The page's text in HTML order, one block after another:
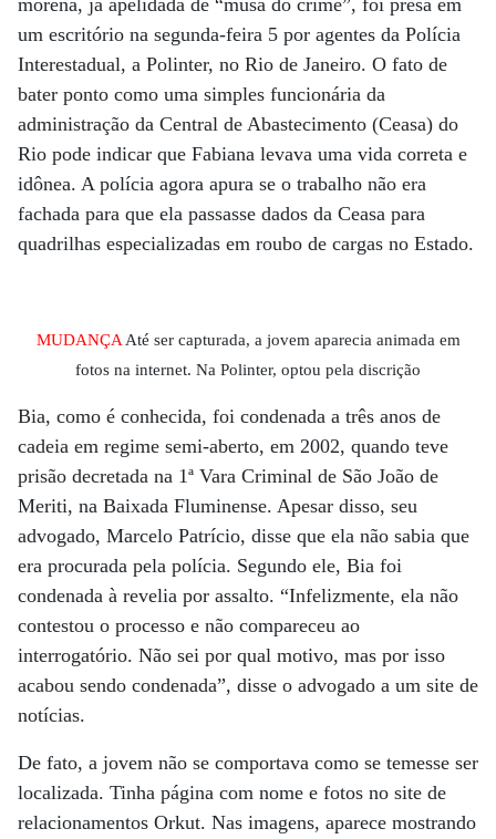
morena, já apelidada de “musa do crime”, foi presa em
um escritório na segunda-feira 5 por agentes da Polícia
Interestadual, a Polinter, no Rio de Janeiro. O fato de
bater ponto como uma simples funcionária da
administração da Central de Abastecimento (Ceasa) do
Rio pode indicar que Fabiana levava uma vida correta e
idônea. A polícia agora apura se o trabalho não era
fachada para que ela passasse dados da Ceasa para
quadrilhas especializadas em roubo de cargas no Estado.
MUDANÇAAté ser capturada, a jovem aparecia animada em
fotos na internet. Na Polinter, optou pela discrição
Bia, como é conhecida, foi condenada a três anos de
cadeia em regime semi-aberto, em 2002, quando teve
prisão decretada na 1ª Vara Criminal de São João de
Meriti, na Baixada Fluminense. Apesar disso, seu
advogado, Marcelo Patrício, disse que ela não sabia que
era procurada pela polícia. Segundo ele, Bia foi
condenada à revelia por assalto. “Infelizmente, ela não
contestou o processo e não compareceu ao
interrogatório. Não sei por qual motivo, mas por isso
acabou sendo condenada”, disse o advogado a um site de
notícias.
De fato, a jovem não se comportava como se temesse ser
localizada. Tinha página com nome e fotos no site de
relacionamentos Orkut. Nas imagens, aparece mostrando